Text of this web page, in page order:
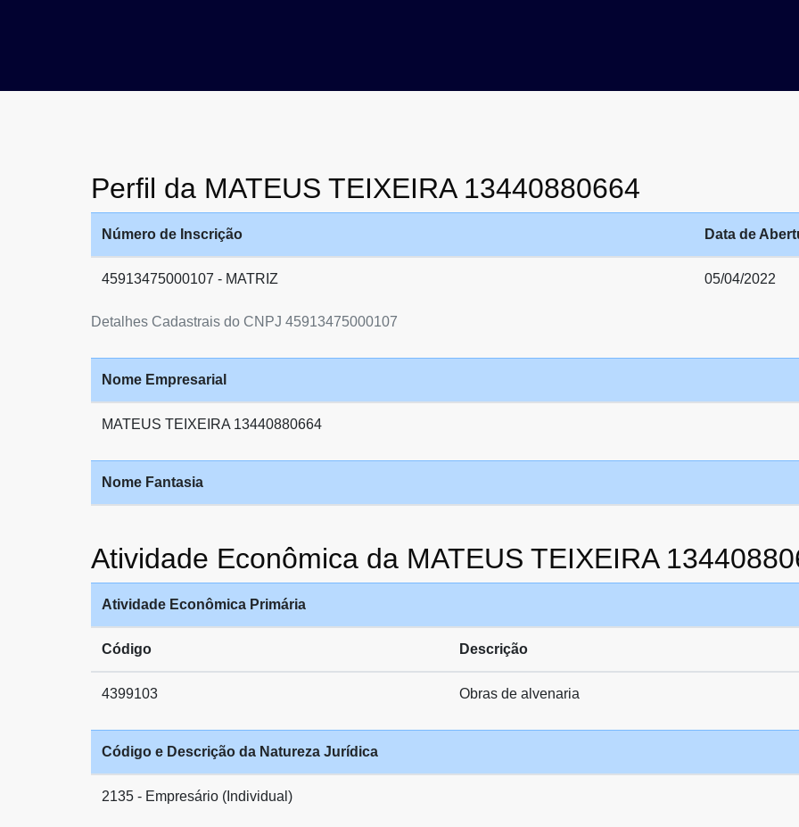
Perfil da MATEUS TEIXEIRA 13440880664
Detalhes Cadastrais do CNPJ 45913475000107
Número de Inscrição Data de
45913475000107 - MATRIZ 05/04/2022
Nome Empresarial
MATEUS TEIXEIRA 13440880664
Nome Fantasia
Atividade Econômica da MATEUS TEIXEIRA
Atividade Econômica Primária
Código Descrição
4399103 Obras de alvenaria
Código e Descrição da Natureza Jurídica
2135 - Empresário (Individual)